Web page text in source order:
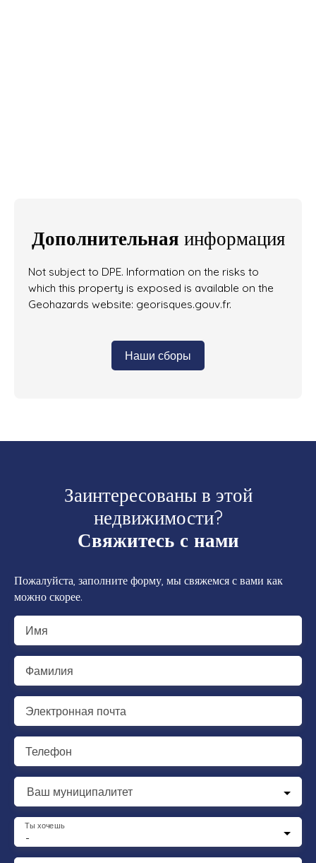
Дополнительная информация
Not subject to DPE. Information on the risks to
which this property is exposed is available on the
Geohazards website: georisques.gouv.fr.
Наши сборы
Заинтересованы в этой
недвижимости?
Свяжитесь с нами
Пожалуйста, заполните форму, мы свяжемся с вами как
можно скорее.
Имя
Фамилия
Электронная почта
Телефон
Ваш муниципалитет
-
Ты хочешь